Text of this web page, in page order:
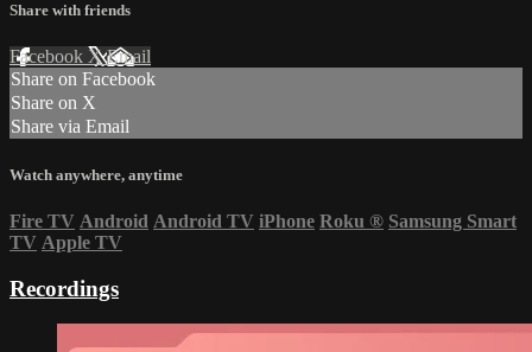
Share with friends
Facebook XEmail
Share on Facebook
Share on X
Share via Email
Watch anywhere, anytime
Fire TV Android Android TV iPhone Roku ® Samsung Smart
TV Apple TV
Recordings